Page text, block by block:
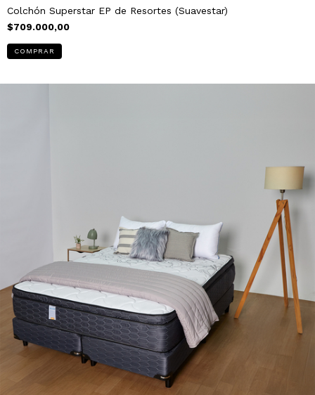
Colchón Superstar EP de Resortes (Suavestar)
$709.000,00
COMPRAR